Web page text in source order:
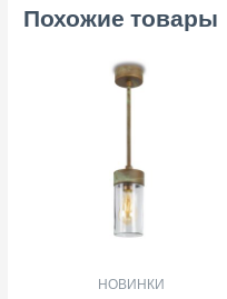
Похожие товары
НОВИНКИ